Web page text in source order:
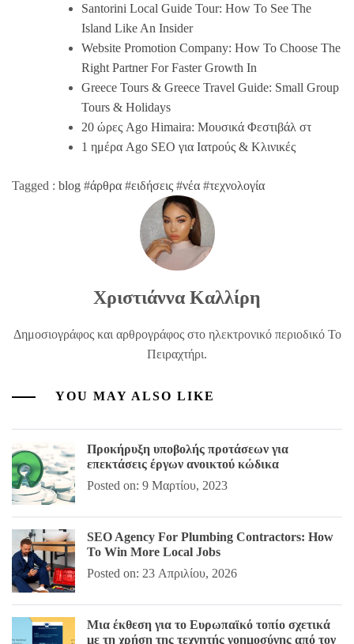
Santorini Local Guide Tour: How To See The
Island Like An Insider
Website Promotion Company: How To Choose The
Right Partner For Faster Growth In
Greece Tours & Greece Travel Guide: Small Group
Tours & Holidays
20 ώρες Ago Himaira: Μουσικά Φεστιβάλ στ
1 ημέρα Ago SEO για Ιατρούς & Κλινικές
Tagged : blog #άρθρα #ειδήσεις #νέα #τεχνολογία
Χριστιάννα Καλλίρη
Δημοσιογράφος και αρθρογράφος στο ηλεκτρονικό περιοδικό Το
Πειραχτήρι.
YOU MAY ALSO LIKE
Προκήρυξη υποβολής προτάσεων για
επεκτάσεις έργων ανοικτού κώδικα
Posted on: 9 Μαρτίου, 2023
SEO Agency For Plumbing Contractors: How
To Win More Local Jobs
Posted on: 23 Απριλίου, 2026
Μια έκθεση για το Ευρωπαϊκό τοπίο σχετικά
με τη χρήση της τεχνητής νοημοσύνης από τον